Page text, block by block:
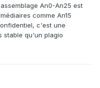
An0-An25 est
comme An15
c'est une
stable qu'un plagio